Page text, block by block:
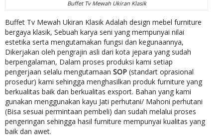
Buffet Tv Mewah Ukiran Klasik
Buffet Tv Mewah Ukiran Klasik Adalah design mebel furniture
bergaya klasik, Sebuah karya seni yang mempunyai nilai
estetika serta mengutamakan fungsi dan kegunaannya,
Dikerjakan oleh pengrajin asli dari kota jepara yang sudah
berpengalaman, Dalam proses produksi kami setiap
pengerjaan selalu mengutamaan SOP (standart oprasional
prosedur) kami sehingga menghasilkan produk furniture yang
berkualitas baik dan berkualitas exsport. Bahan yang kami
gunakan menggunakan kayu Jati perhutani/ Mahoni perhutani
(Bisa sesuai permintaan pembeli) dan sudah melalui proses
pengeringan sehingga hasil furniture mempunyai kualitas yang
baik dan awet.